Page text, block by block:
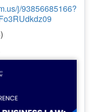
j/93856685166?